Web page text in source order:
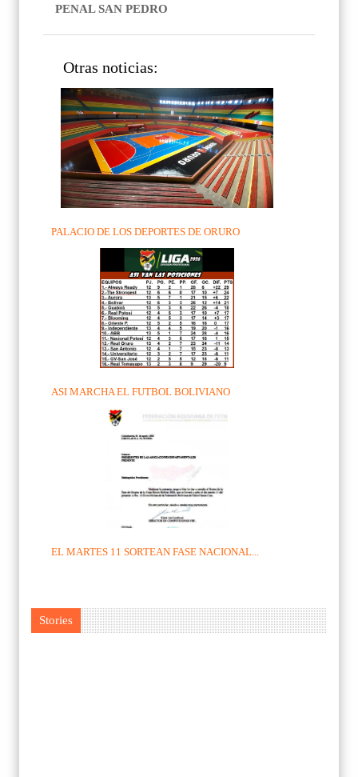
PENAL SAN PEDRO
Otras noticias:
PALACIO DE LOS DEPORTES DE ORURO
ASI MARCHA EL FUTBOL BOLIVIANO
EL MARTES 11 SORTEAN FASE NACIONAL...
Stories